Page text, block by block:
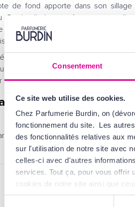
Consentement
Ce site web utilise des cookies.
Chez Parfumerie Burdin, on
fonctionnement du site. Les
des fonctionnalités relatives aux
sur l'utilisation de notre site avec
celles-ci avec d'autres
services. Tout ça, pour vous offrir
cookies de notre site ainsi que
d'Utilisation.
de fond apporte dans son
Patchouli, le mystère par
avec l'érotisme féminin du Musc
fut une "night of love".
comme le labyrinthe des rues de
rosé comme le ciel au petit
du cuir noir.
avec l'Eau
sur les points de pulsation :